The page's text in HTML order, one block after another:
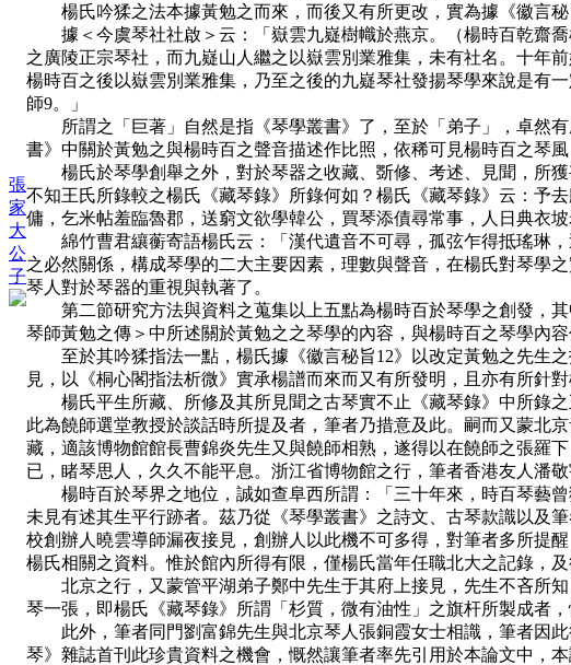
張
家
大
公
子
楊氏吟猱之法本據黃勉之而來，而後又有所更改，實為據《徽言秘
據＜今虞琴社社啟＞云：「嶽雲九嶷樹幟於燕京。（楊時百乾齋喬
之廣陵正宗琴社，而九嶷山人繼之以嶽雲別業雅集，未有社名。十年
楊時百之後以嶽雲別業雅集，乃至之後的九嶷琴社發揚琴學來說是有
師9。」
所謂之「巨著」自然是指《琴學叢書》了，至於「弟子」，卓然有
書》中關於黃勉之與楊時百之聲音描述作比照，依稀可見楊時百之琴
楊氏於琴學創舉之外，對於琴器之收藏、斲修、考述、見聞，所獲
不知王氏所錄較之楊氏《藏琴錄》所錄何如？楊氏《藏琴錄》云：予
傭，乞米帖羞臨魯郡，送窮文欲學韓公，買琴添債尋常事，人日典衣坡
綿竹曹君纕蘅寄語楊氏云：「漢代遺音不可尋，孤弦乍得抵瑤琳，
之必然關係，構成琴學的二大主要因素，理數與聲音，在楊氏對琴學
琴人對於琴器的重視與執著了。
第二節研究方法與資料之蒐集以上五點為楊時百於琴學之創發，其
琴師黃勉之傳＞中所述關於黃勉之之琴學的內容，與楊時百之琴學內
至於其吟猱指法一點，楊氏據《徽言秘旨12》以改定黃勉之先生之
見，以《桐心閣指法析微》實承楊譜而來而又有所發明，且亦有所針對
楊氏平生所藏、所修及其所見聞之古琴實不止《藏琴錄》中所錄之
此為饒師選堂教授於談話時所提及者，筆者乃措意及此。嗣而又蒙北
藏，適該博物館館長曹錦炎先生又與饒師相熟，遂得以在饒師之張羅
已，睹琴思人，久久不能平息。浙江省博物館之行，筆者香港友人潘
楊時百於琴界之地位，誠如查阜西所謂：「三十年來，時百琴藝曾
未見有述其生平行跡者。茲乃從《琴學叢書》之詩文、古琴款識以及
校創辦人曉雲導師漏夜接見，創辦人以此機不可多得，對筆者多所提
楊氏相關之資料。惟於館內所得有限，僅楊氏當年任職北大之記錄，
北京之行，又蒙管平湖弟子鄭中先生于其府上接見，先生不吝所知
琴一張，即楊氏《藏琴錄》所謂「杉質，微有油性」之旗杆所製成者
此外，筆者同門劉富錦先生與北京琴人張銅霞女士相識，筆者因此
琴》雜誌首刊此珍貴資料之機會，慨然讓筆者率先引用於本論文中，